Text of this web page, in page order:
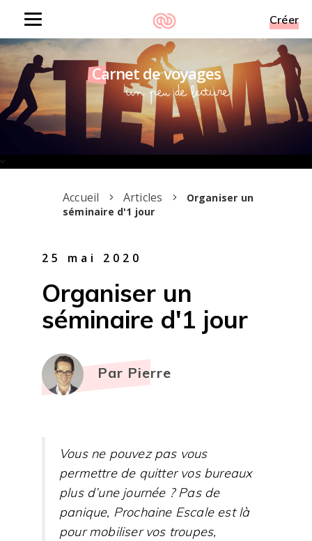
Toggle
Créer
Carnet de voyages
Un peu de lecture
Accueil Articles
Organiser un
séminaire d'1 jour
25 mai 2020
Organiser un
séminaire d'1 jour
Par Pierre
Vous ne pouvez pas vous
permettre de quitter vos bureaux
plus d’une journée ? Pas de
panique, Prochaine Escale est là
pour mobiliser vos troupes,